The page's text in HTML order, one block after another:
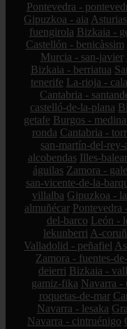
Pontevedra -
Gipuzkoa - aia
fuengirola Bizkaia -
Castellón - benicàssim
Murcia - san-javier
Bizkaia - berriatua
tenerife La-rioja -
Cantabria -
castelló-de-la-plana
getafe Burgos -
ronda Cantabria -
san-martín-del-rey-
alcobendas Illes-
águilas Zamora -
san-vicente-de-la-
villalba Gipuzkoa -
almuñécar Pontevedra
del-barco León -
lekunberri A-
Valladolid - peñafiel
Zamora - fuentes-
deierri Bizkaia -
gamiz-fika Navarra -
roquetas-de-mar
Navarra - lesaka
Navarra - cintruénigo